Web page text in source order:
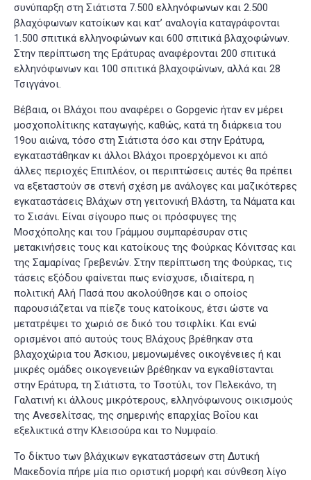
συνύπαρξη στη Σιάτιστα 7.500 ελληνόφωνων και 2.500
βλαχόφωνων κατοίκων και κατ’ αναλογία καταγράφονται
1.500 σπιτικά ελληνοφώνων και 600 σπιτικά βλαχοφώνων.
Στην περίπτωση της Εράτυρας αναφέρονται 200 σπιτικά
ελληνόφωνων και 100 σπιτικά βλαχοφώνων, αλλά και 28
Τσιγγάνοι.
Βέβαια, οι Βλάχοι που αναφέρει ο Gopgevic ήταν εν μέρει
μοσχοπολίτικης καταγωγής, καθώς, κατά τη διάρκεια του
19ου αιώνα, τόσο στη Σιάτιστα όσο και στην Εράτυρα,
εγκαταστάθηκαν κι άλλοι Βλάχοι προερχόμενοι κι από
άλλες περιοχές Επιπλέον, οι περιπτώσεις αυτές θα πρέπει
να εξεταστούν σε στενή σχέση με ανάλογες και μαζικότερες
εγκαταστάσεις Βλάχων στη γειτονική Βλάστη, τα Νάματα και
το Σισάνι. Είναι σίγουρο πως οι πρόσφυγες της
Μοσχόπολης και του Γράμμου συμπαρέσυραν στις
μετακινήσεις τους και κατοίκους της Φούρκας Κόνιτσας και
της Σαμαρίνας Γρεβενών. Στην περίπτωση της Φούρκας, τις
τάσεις εξόδου φαίνεται πως ενίσχυσε, ιδιαίτερα, η
πολιτική Αλή Πασά που ακολούθησε και ο οποίος
παρουσιάζεται να πίεζε τους κατοίκους, έτσι ώστε να
μετατρέψει το χωριό σε δικό του τσιφλίκι. Και ενώ
ορισμένοι από αυτούς τους Βλάχους βρέθηκαν στα
βλαχοχώρια του Άσκιου, μεμονωμένες οικογένειες ή και
μικρές ομάδες οικογενειών βρέθηκαν να εγκαθίστανται
στην Εράτυρα, τη Σιάτιστα, το Τσοτύλι, τον Πελεκάνο, τη
Γαλατινή κι άλλους μικρότερους, ελληνόφωνους οικισμούς
της Ανεσελίτσας, της σημερινής επαρχίας Βοΐου και
εξελικτικά στην Κλεισούρα και το Νυμφαίο.
Το δίκτυο των βλάχικων εγκαταστάσεων στη Δυτική
Μακεδονία πήρε μία πιο οριστική μορφή και σύνθεση λίγο